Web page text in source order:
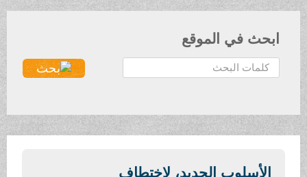
ابحث في الموقع
ح
ث
الأسلوب الجديد، لاختطاف